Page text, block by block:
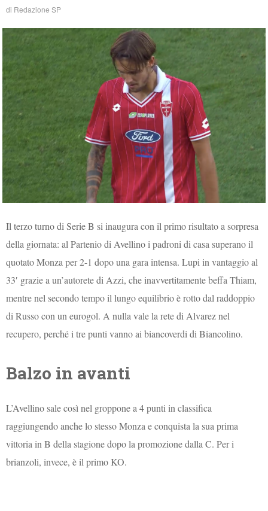
di Redazione SP
Il terzo turno di Serie B si inaugura con il primo risultato a sorpresa
della giornata: al Partenio di Avellino i padroni di casa superano il
quotato Monza per 2-1 dopo una gara intensa. Lupi in vantaggio al
33′ grazie a un’autorete di Azzi, che inavvertitamente beffa Thiam,
mentre nel secondo tempo il lungo equilibrio è rotto dal raddoppio
di Russo con un eurogol. A nulla vale la rete di Alvarez nel
recupero, perché i tre punti vanno ai biancoverdi di Biancolino.
Balzo in avanti
L’Avellino sale così nel groppone a 4 punti in classifica
raggiungendo anche lo stesso Monza e conquista la sua prima
vittoria in B della stagione dopo la promozione dalla C. Per i
brianzoli, invece, è il primo KO.